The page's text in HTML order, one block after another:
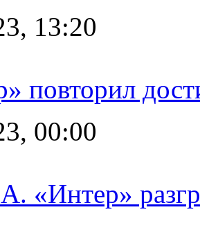
13:20
повторил
00:00
«Интер»